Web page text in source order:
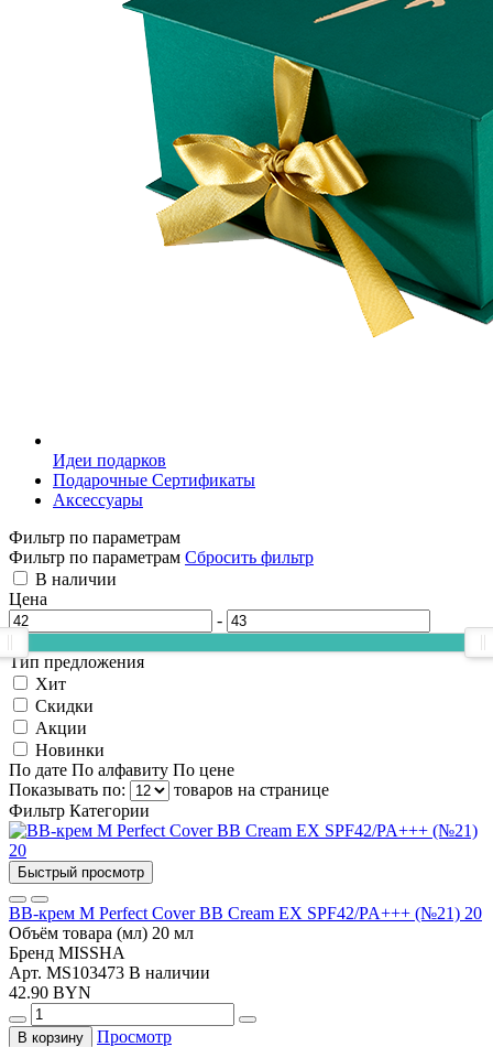
Идеи подарков
Подарочные Сертификаты
Аксессуары
Фильтр по параметрам
Фильтр по параметрам Сбросить фильтр
В наличии
Цена
-
Тип предложения
Хит
Скидки
Акции
Новинки
По дате По алфавиту По цене
Показывать по:
товаров на странице
Фильтр Категории
Быстрый просмотр
BB-крем M Perfect Cover BB Cream EX SPF42/PA+++ (№21) 20
Объём товара (мл) 20 мл
Бренд MISSHA
Арт. MS103473 В наличии
42.90 BYN
В корзину
Просмотр